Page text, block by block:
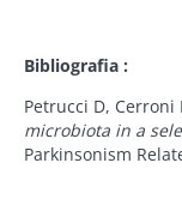
Old
sources
Bibliografia :
Petrucci D, Cerroni
microbiota in a
Parkinsonism
burbujeante,
ácido y
rebosante de